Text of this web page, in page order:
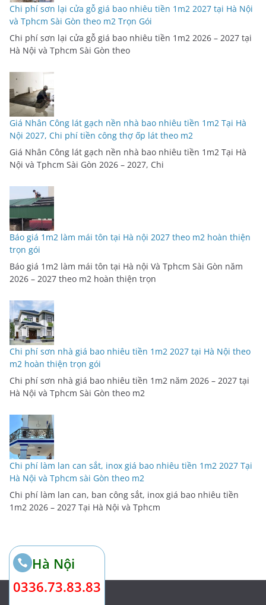
Chi phí sơn lại cửa gỗ giá bao nhiêu tiền 1m2 2027 tại Hà Nội
và Tphcm Sài Gòn theo m2 Trọn Gói
Chi phí sơn lại cửa gỗ giá bao nhiêu tiền 1m2 2026 – 2027 tại
Hà Nội và Tphcm Sài Gòn theo
Giá Nhân Công lát gạch nền nhà bao nhiêu tiền 1m2 Tại Hà
Nội 2027, Chi phí tiền công thợ ốp lát theo m2
Giá Nhân Công lát gạch nền nhà bao nhiêu tiền 1m2 Tại Hà
Nội và Tphcm Sài Gòn 2026 – 2027, Chi
Báo giá 1m2 làm mái tôn tại Hà nội 2027 theo m2 hoàn thiện
trọn gói
Báo giá 1m2 làm mái tôn tại Hà nội Và Tphcm Sài Gòn năm
2026 – 2027 theo m2 hoàn thiện trọn
Chi phí sơn nhà giá bao nhiêu tiền 1m2 2027 tại Hà Nội theo
m2 hoàn thiện trọn gói
Chi phí sơn nhà giá bao nhiêu tiền 1m2 năm 2026 – 2027 tại
Hà Nội và Tphcm Sài Gòn theo m2
Chi phí làm lan can sắt, inox giá bao nhiêu tiền 1m2 2027 Tại
Hà Nội và Tphcm sài Gòn theo m2
Chi phí làm lan can, ban công sắt, inox giá bao nhiêu tiền
1m2 2026 – 2027 Tại Hà Nội và Tphcm
Hà Nội
0336.73.83.83